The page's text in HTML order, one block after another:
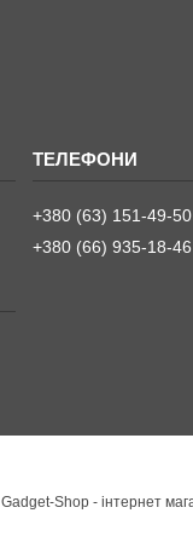
+380 (63) 151-49-50
+380 (66) 935-18-46